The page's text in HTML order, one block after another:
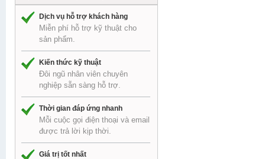
Dịch vụ hỗ trợ khách hàng
Miễn phí hỗ trợ kỹ thuật cho
sản phẩm.
Kiến thức kỹ thuật
Đôi ngũ nhân viên chuyên
nghiệp sẵn sàng hỗ trợ.
Thời gian đáp ứng nhanh
Mỗi cuộc gọi điện thoại và email
được trả lời kịp thời.
Giá trị tốt nhất